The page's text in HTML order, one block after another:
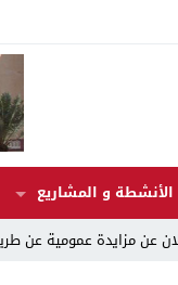
الأنشطة و المشاريع
رقم 17/2026